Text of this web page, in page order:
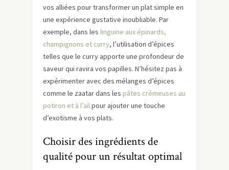
vos alliées pour transformer un plat simple en
une expérience gustative inoubliable. Par
exemple, dans les linguine aux épinards,
champignons et curry, l’utilisation d’épices
telles que le curry apporte une profondeur de
saveur qui ravira vos papilles. N’hésitez pas à
expérimenter avec des mélanges d’épices
comme le zaatar dans les pâtes crémeuses au
potiron et à l’ailpour ajouter une touche
d’exotisme à vos plats.
Choisir des ingrédients de
qualité pour un résultat optimal